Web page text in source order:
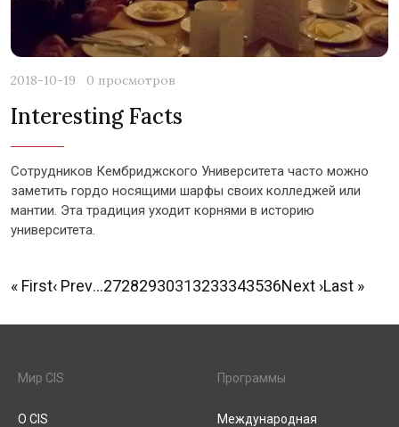
2018-10-19 0 просмотров
Interesting Facts
Сотрудников Кембриджского Университета часто можно
заметить гордо носящими шарфы своих колледжей или
мантии. Эта традиция уходит корнями в историю
университета.
« First‹ Prev…27282930313233343536Next ›Last »
Мир CIS
О CIS
Программы
Международная